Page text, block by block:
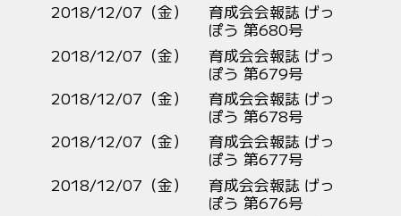
2018/12/07（金）
育成会会報誌 げっ
ぽう 第680号
2018/12/07（金）
育成会会報誌 げっ
ぽう 第679号
2018/12/07（金）
育成会会報誌 げっ
ぽう 第678号
2018/12/07（金）
育成会会報誌 げっ
ぽう 第677号
2018/12/07（金）
育成会会報誌 げっ
ぽう 第676号